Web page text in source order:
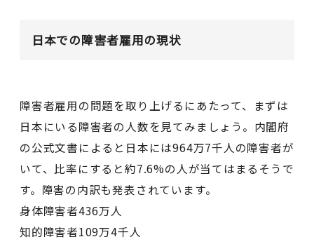
日本での障害者雇用の現状
障害者雇用の問題を取り上げるにあたって、まずは
日本にいる障害者の人数を見てみましょう。内閣府
の公式文書によると日本には964万7千人の障害者が
いて、比率にすると約7.6%の人が当てはまるそうで
す。障害の内訳も発表されています。
身体障害者436万人
知的障害者109万4千人